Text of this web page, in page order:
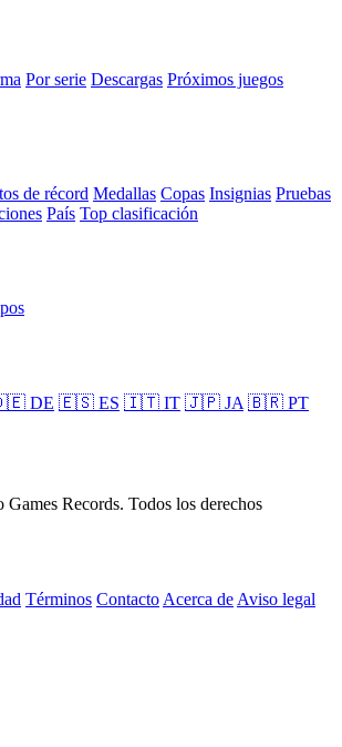
Por serie Descargas Próximos juegos
de récord Medallas Copas Insignias Pruebas
País Top clasificación
DE 🇪🇸 ES 🇮🇹 IT 🇯🇵 JA 🇧🇷 PT
Records. Todos los derechos
Términos Contacto Acerca de Aviso legal